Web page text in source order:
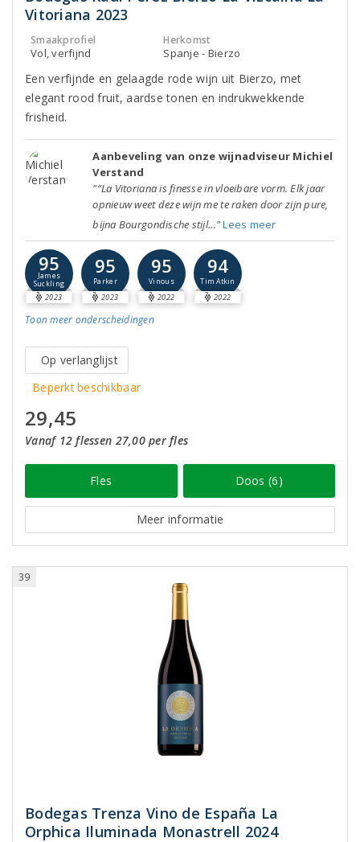
Vitoriana 2023
Smaakprofiel
Vol, verfijnd
Herkomst
Spanje - Bierzo
Een verfijnde en gelaagde rode wijn uit Bierzo, met
elegant rood fruit, aardse tonen en indrukwekkende
frisheid.
Aanbeveling van onze wijnadviseur Michiel
Verstand
"“La Vitoriana is finesse in vloeibare vorm. Elk jaar
opnieuw weet deze wijn me te raken door zijn pure,
bijna Bourgondische stijl..."Lees meer
95
James
Suckling
2023
95
Parker
2023
95
Vinous
2022
94
Tim Atkin
2022
Toon meer onderscheidingen
Op verlanglijst
Beperkt beschikbaar
29,45
Vanaf 12 flessen 27,00 per fles
Fles Doos (6)
Meer informatie
39
Bodegas Trenza Vino de España La
Orphica Iluminada Monastrell 2024